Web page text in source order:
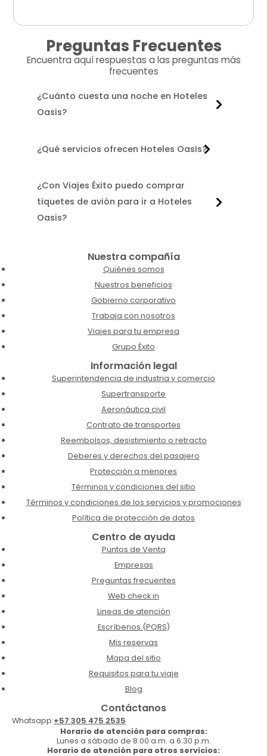
Preguntas Frecuentes
Encuentra aquí respuestas a las preguntas más
frecuentes
¿Cuánto cuesta una noche en Hoteles
Oasis?
¿Qué servicios ofrecen Hoteles Oasis?
¿Con Viajes Éxito puedo comprar
tiquetes de avión para ir a Hoteles
Oasis?
Nuestra compañía
Quiénes somos
Nuestros beneficios
Gobierno corporativo
Trabaja con nosotros
Viajes para tu empresa
Grupo Éxito
Información legal
Superintendencia de industria y comercio
Supertransporte
Aeronáutica civil
Contrato de transportes
Reembolsos, desistimiento o retracto
Deberes y derechos del pasajero
Protección a menores
Términos y condiciones del sitio
Términos y condiciones de los servicios y promociones
Política de protección de datos
Centro de ayuda
Puntos de Venta
Empresas
Preguntas frecuentes
Web check in
Lineas de atención
Escríbenos (PQRS)
Mis reservas
Mapa del sitio
Requisitos para tu viaje
Blog
Contáctanos
Whatsapp:+57 305 475 2535
Horario de atención para compras:
Lunes a sábado de 8:00 a.m. a 6:30 p.m.
Horario de atención para otros servicios: